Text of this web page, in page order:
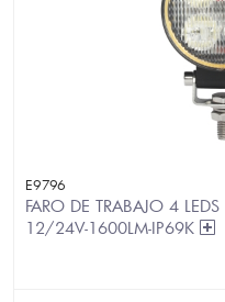
E9796
FARO DE TRABAJO 4
12/24V-1600LM-IP69K